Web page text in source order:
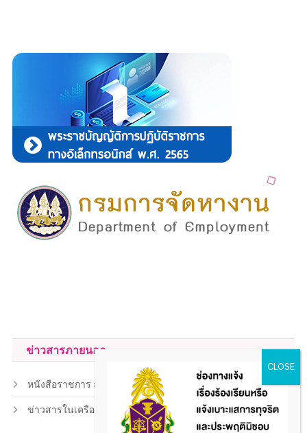
ข่าวสารภายนอก
หนังสือราชการ สถ.
ข่าวสารในเครือข่าย